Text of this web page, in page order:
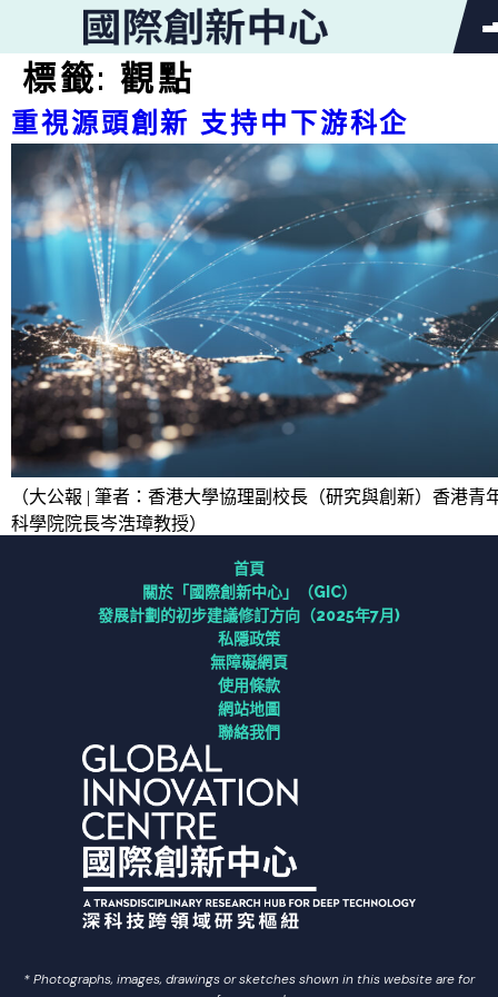
SEARCH
Search
for:
首頁
關於「國際創新中⼼」（GIC）
聯絡我們
常用連結
標籤:觀點
重視源頭創新 支持中下游科企
（大公報 | 筆者：香港大學協理副校長（研究與創新）香港青
科學院院長岑浩璋教授）
首頁
關於「國際創新中⼼」（GIC）
發展計劃的初步建議修訂方向（2025年7月)
私隱政策
無障礙網頁
使用條款
網站地圖
聯絡我們
* Photographs, images, drawings or sketches shown in this website are for